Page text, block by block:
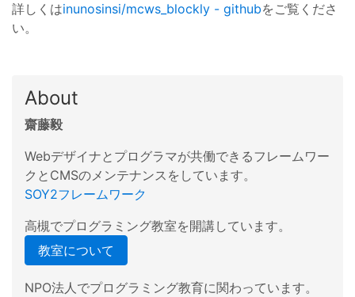
詳しくはinunosinsi/mcws_blockly - githubをご覧くださ
い。
About
齋藤毅
Webデザイナとプログラマが共働できるフレームワー
クとCMSのメンテナンスをしています。
SOY2フレームワーク
高槻でプログラミング教室を開講しています。
教室について
NPO法人でプログラミング教育に関わっています。